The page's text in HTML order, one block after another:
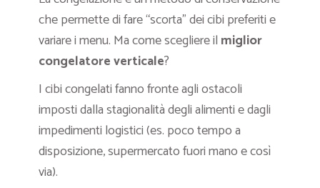
che permette di fare “scorta” dei cibi preferiti e
variare i menu. Ma come scegliere il miglior
congelatore verticale?
I cibi congelati fanno fronte agli ostacoli
imposti dalla stagionalità degli alimenti e dagli
impedimenti logistici (es. poco tempo a
disposizione, supermercato fuori mano e così
via).